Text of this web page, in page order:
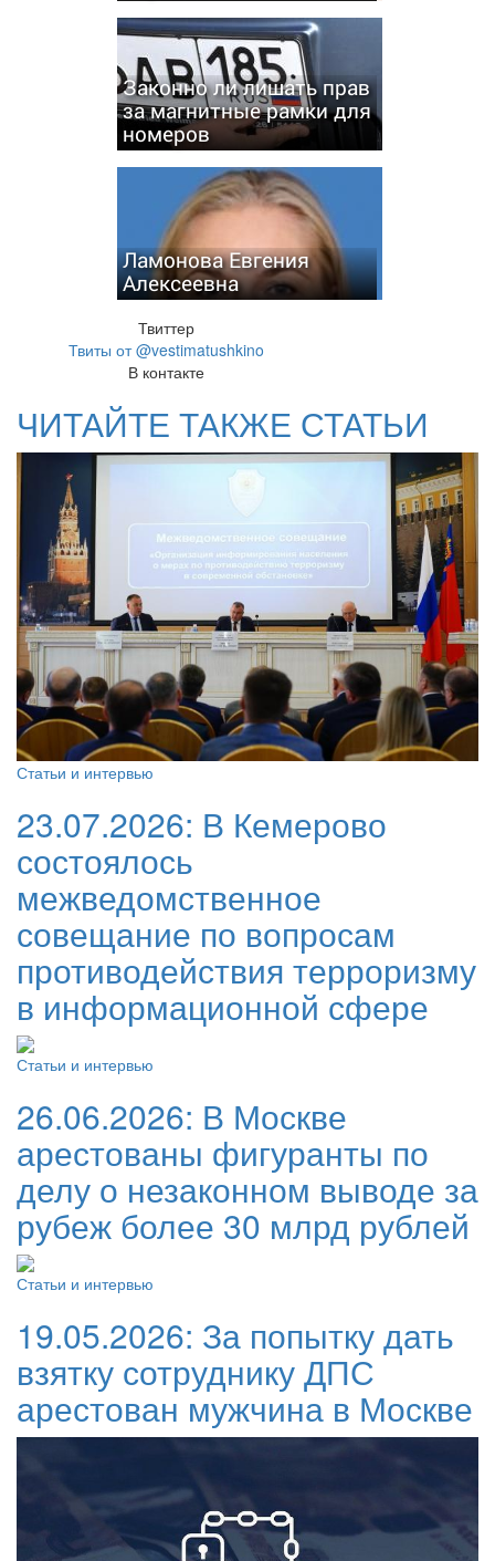
Законно ли лишать прав
за магнитные рамки для
номеров
Ламонова Евгения
Алексеевна
Твиттер
Твиты от @vestimatushkino
В контакте
ЧИТАЙТЕ ТАКЖЕ СТАТЬИ
Статьи и интервью
23.07.2026: В Кемерово
состоялось
межведомственное
совещание по вопросам
противодействия терроризму
в информационной сфере
Статьи и интервью
26.06.2026: В Москве
арестованы фигуранты по
делу о незаконном выводе за
рубеж более 30 млрд рублей
Статьи и интервью
19.05.2026: За попытку дать
взятку сотруднику ДПС
арестован мужчина в Москве